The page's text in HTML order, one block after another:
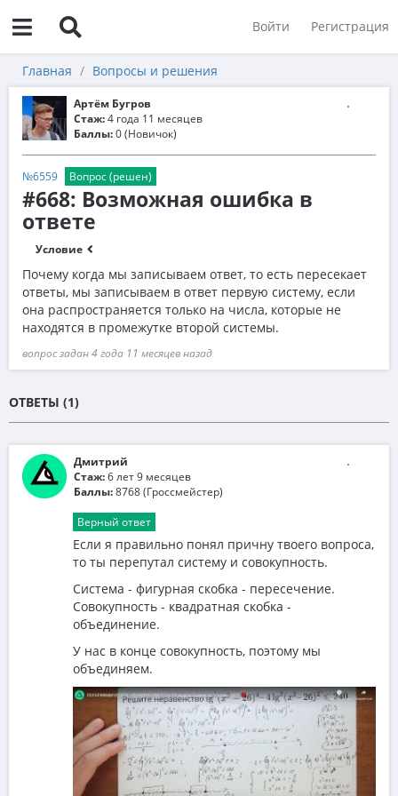
Войти Регистрация
Главная Вопросы и решения
Артём Бугров
Стаж:4 года 11 месяцев
Баллы:0 (Новичок)
№6559 Вопрос (решен)
#668: Возможная ошибка в
ответе
Условие
Почему когда мы записываем ответ, то есть пересекает
ответы, мы записываем в ответ первую систему, если
она распространяется только на числа, которые не
находятся в промежутке второй системы.
вопрос задан 4 года 11 месяцев назад
ОТВЕТЫ (1)
Дмитрий
Стаж:6 лет 9 месяцев
Баллы:8768 (Гроссмейстер)
Верный ответ
Если я правильно понял причну твоего вопроса,
то ты перепутал систему и совокупность.
Система - фигурная скобка - пересечение.
Совокупность - квадратная скобка -
объединение.
У нас в конце совокупность, поэтому мы
объединяем.